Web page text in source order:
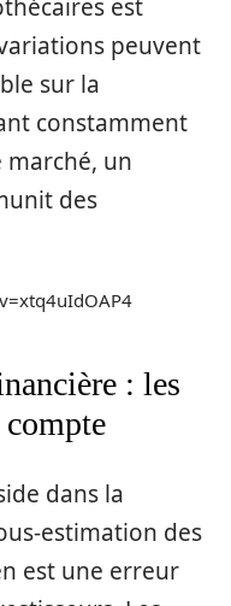
est
peuvent
sur la
constamment
un
des
: les
compte
dans la
estimation des
est une erreur